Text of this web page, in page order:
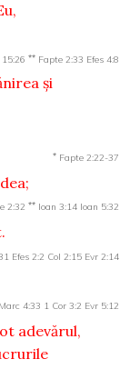
** Fapte 2:33 Efes 4:8
şi
* Fapte 2:22-37
2:32 ** Ioan 3:14 Ioan 5:32
Efes 2:2 Col 2:15 Evr 2:14
Marc 4:33 1 Cor 3:2 Evr 5:12
adevărul,